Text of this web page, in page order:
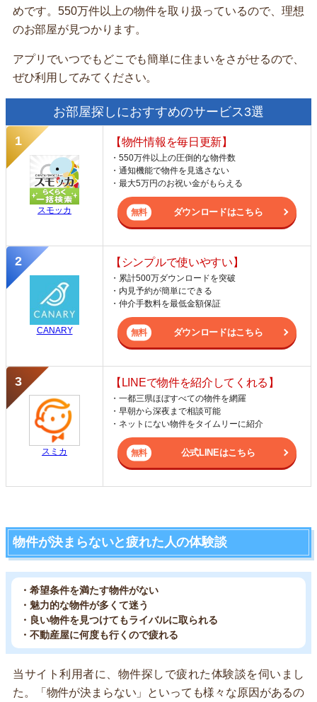
めです。550万件以上の物件を取り扱っているので、理想
のお部屋が見つかります。
アプリでいつでもどこでも簡単に住まいをさがせるので、
ぜひ利用してみてください。
お部屋探しにおすすめのサービス3選
スモッカ
【物件情報を毎日更新】
・550万件以上の圧倒的な物件数
・通知機能で物件を見逃さない
・最大5万円のお祝い金がもらえる
ダウンロードはこちら
CANARY
【シンプルで使いやすい】
・累計500万ダウンロードを突破
・内見予約が簡単にできる
・仲介手数料を最低金額保証
ダウンロードはこちら
スミカ
【LINEで物件を紹介してくれる】
・一都三県ほぼすべての物件を網羅
・早朝から深夜まで相談可能
・ネットにない物件をタイムリーに紹介
公式LINEはこちら
物件が決まらないと疲れた人の体験談
・希望条件を満たす物件がない
・魅力的な物件が多くて迷う
・良い物件を見つけてもライバルに取られる
・不動産屋に何度も行くので疲れる
当サイト利用者に、物件探しで疲れた体験談を伺いまし
た。「物件が決まらない」といっても様々な原因があるの